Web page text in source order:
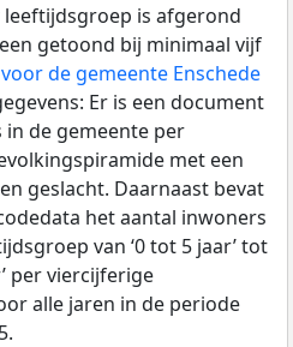
is afgerond
getoond bij minimaal vijf
de gemeente Enschede
Er is een document
de gemeente per
met een
geslacht. Daarnaast bevat
het aantal inwoners
van ‘0 tot 5 jaar’ tot
per viercijferige
alle jaren in de periode